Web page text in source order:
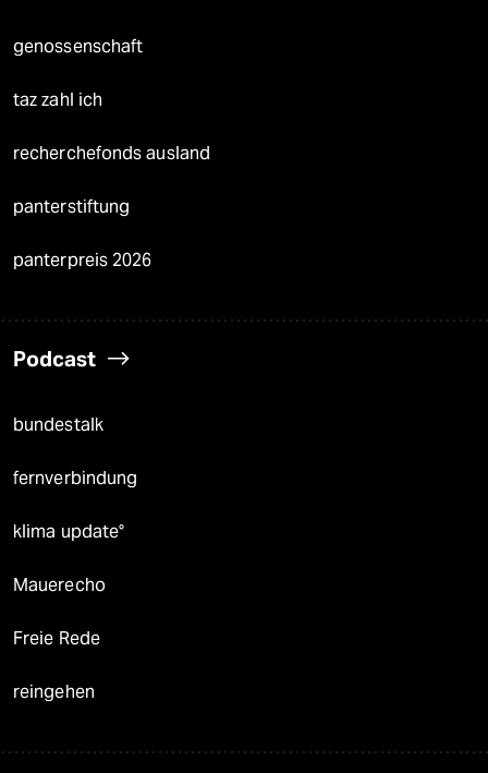
genossenschaft
taz zahl ich
recherchefonds ausland
panterstiftung
panterpreis 2026
Podcast
bundestalk
fernverbindung
klima update°
Mauerecho
Freie Rede
reingehen